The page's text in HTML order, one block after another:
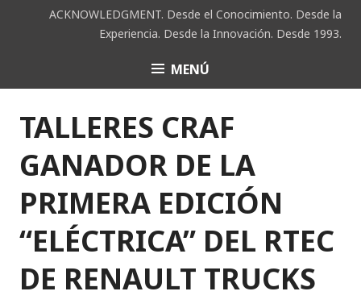
ACKNOWLEDGMENT. Desde el Conocimiento. Desde la
Experiencia. Desde la Innovación. Desde 1993.
ACK MENÚ
TALLERES CRAF
GANADOR DE LA
PRIMERA EDICIÓN
“ELÉCTRICA” DEL RTEC
DE RENAULT TRUCKS